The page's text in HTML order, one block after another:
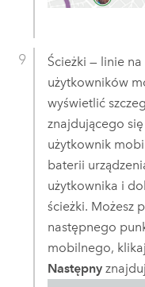
Ścieżki — linie
użytkowników
wyświetlić
znajdującego
użytkownik
baterii
użytkownika i
ścieżki. Możesz
następnego
mobilnego,
Następny